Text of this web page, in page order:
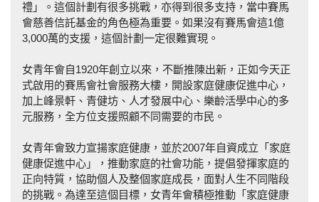
禮」。這個計劃有很多挑戰，亦得到很多支持，當中賽馬
會慈善信託基金的角色極為重要。如果沒有賽馬會這1億
3,000萬的支援，這個計劃一定很難實現。
女青年會自1920年創立以來，不斷推陳出新，正如今天正
式啟用的賽馬會社會服務大樓，開設家庭健康促進中心，
加上峰景軒、青健坊、人才發展中心、樂齡活學中心的多
元服務，全方位支援照顧不同需要的市民。
女青年會致力宣揚家庭健康，並於2007年自資成立「家庭
健康促進中心」，推動家庭的社會功能，提倡發揮家庭的
正向特質，協助個人及整個家庭成長，面對人生不同階段
的挑戰。為達至這個目標，女青年會積極推動「家庭健康